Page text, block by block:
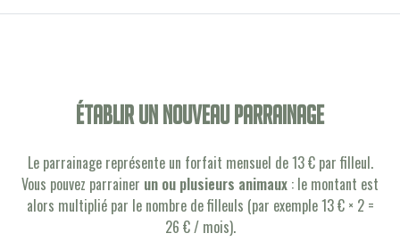
établir un nouveau parrainage
Le parrainage représente un forfait mensuel de 13 € par filleul.
Vous pouvez parrainer un ou plusieurs animaux : le montant est
alors multiplié par le nombre de filleuls (par exemple 13 € × 2 =
26 € / mois).